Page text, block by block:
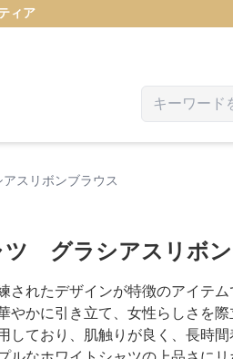
ィア
スリボンブラウス
ツ グラシアスリボ
されたデザインが特徴のアイテ
やかに引き立て、女性らしさを
しており、肌触りが良く、長時間